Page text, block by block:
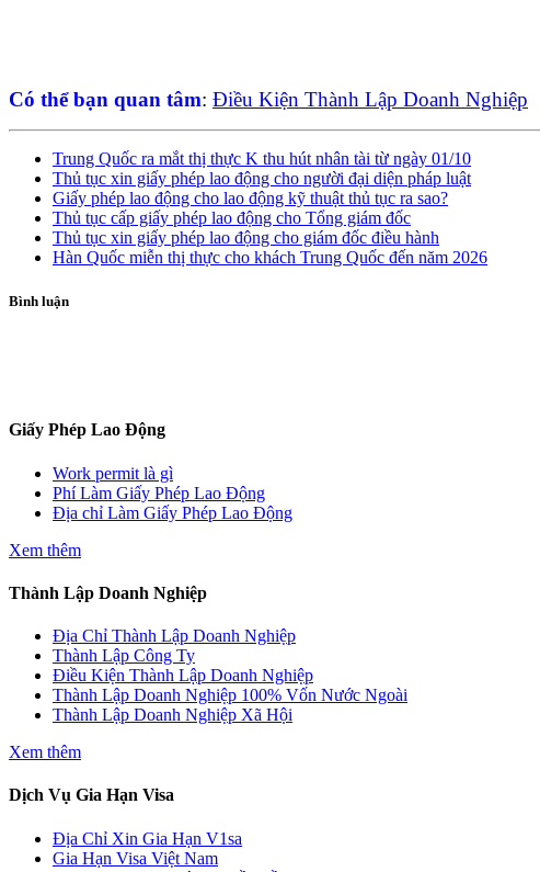
Có thể bạn quan tâm: Điều Kiện Thành Lập Doanh Nghiệp
Trung Quốc ra mắt thị thực K thu hút nhân tài từ ngày 01/10
Thủ tục xin giấy phép lao động cho người đại diện pháp luật
Giấy phép lao động cho lao động kỹ thuật thủ tục ra sao?
Thủ tục cấp giấy phép lao động cho Tổng giám đốc
Thủ tục xin giấy phép lao động cho giám đốc điều hành
Hàn Quốc miễn thị thực cho khách Trung Quốc đến năm 2026
Bình luận
Giấy Phép Lao Động
Work permit là gì
Phí Làm Giấy Phép Lao Động
Địa chỉ Làm Giấy Phép Lao Động
Xem thêm
Thành Lập Doanh Nghiệp
Địa Chỉ Thành Lập Doanh Nghiệp
Thành Lập Công Ty
Điều Kiện Thành Lập Doanh Nghiệp
Thành Lập Doanh Nghiệp 100% Vốn Nước Ngoài
Thành Lập Doanh Nghiệp Xã Hội
Xem thêm
Dịch Vụ Gia Hạn Visa
Địa Chỉ Xin Gia Hạn V1sa
Gia Hạn Visa Việt Nam